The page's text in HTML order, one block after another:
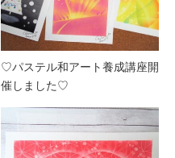
♡パステル和アート養成講座開
催しました♡